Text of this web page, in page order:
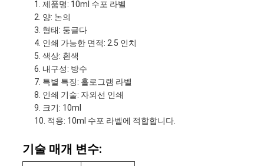
제품명: 10ml 수포 라벨
양: 논의
형태: 둥글다
인쇄 가능한 면적: 2.5 인치
색상: 흰색
내구성: 방수
특별 특징: 홀로그램 라벨
인쇄 기술: 자외선 인쇄
크기: 10ml
적용: 10ml 수포 라벨에 적합합니다.
기술 매개 변수: